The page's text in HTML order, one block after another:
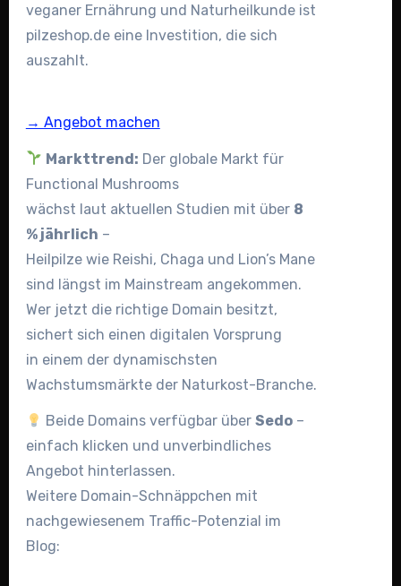
veganer Ernährung und Naturheilkunde ist
pilzeshop.de eine Investition, die sich
auszahlt.
→ Angebot machen
Markttrend: Der globale Markt für
Functional Mushrooms
wächst laut aktuellen Studien mit über 8
% jährlich –
Heilpilze wie Reishi, Chaga und Lion’s Mane
sind längst im Mainstream angekommen.
Wer jetzt die richtige Domain besitzt,
sichert sich einen digitalen Vorsprung
in einem der dynamischsten
Wachstumsmärkte der Naturkost-Branche.
Beide Domains verfügbar über Sedo –
einfach klicken und unverbindliches
Angebot hinterlassen.
Weitere Domain-Schnäppchen mit
nachgewiesenem Traffic-Potenzial im
Blog: